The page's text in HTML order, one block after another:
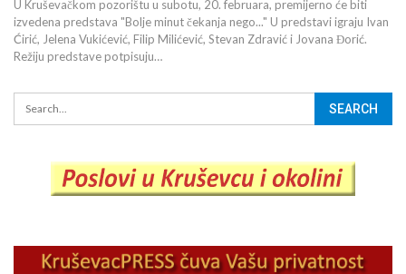
U Kruševačkom pozorištu u subotu, 20. februara, premijerno će biti
izvedena predstava "Bolje minut čekanja nego..." U predstavi igraju Ivan
Ćirić, Jelena Vukićević, Filip Milićević, Stevan Zdravić i Jovana Đorić.
Režiju predstave potpisuju…